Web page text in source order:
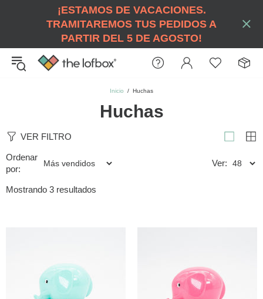
¡ESTAMOS DE VACACIONES.
TRAMITAREMOS TUS PEDIDOS A
PARTIR DEL 5 DE AGOSTO!
Inicio Huchas
Huchas
VER FILTRO
Ordenar
por:
Ver:
Mostrando 3 resultados